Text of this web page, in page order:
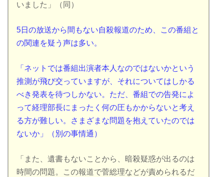
いました」（同）
5日の放送から間もない自殺報道のため、この番組と
の関連を疑う声は多い。
「ネットでは番組出演者本人なのではないかという
推測が飛び交っていますが、それについてはしかる
べき発表を待つしかない。ただ、番組での告発によ
って経理部長にまったく何の圧もかからないと考え
る方が難しい。さまざまな問題を抱えていたのでは
ないか」（別の事情通）
「また、遺書もないことから、暗殺疑惑が出るのは
時間の問題。この報道で菅総理などが責められるだ